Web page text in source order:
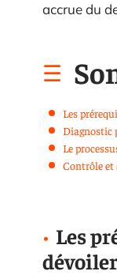
accrue du
Les
Diagnostic
Le
Contrôle
Les